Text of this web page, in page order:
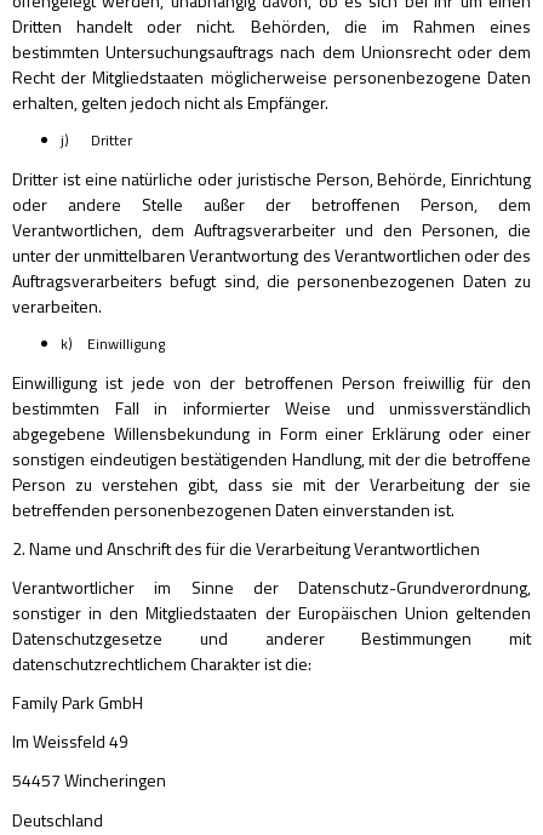
Dritten handelt oder nicht. Behörden, die im Rahmen eines
bestimmten Untersuchungsauftrags nach dem Unionsrecht oder dem
Recht der Mitgliedstaaten möglicherweise personenbezogene Daten
erhalten, gelten jedoch nicht als Empfänger.
j) Dritter
Dritter ist eine natürliche oder juristische Person, Behörde, Einrichtung
oder andere Stelle außer der betroffenen Person, dem
Verantwortlichen, dem Auftragsverarbeiter und den Personen, die
unter der unmittelbaren Verantwortung des Verantwortlichen oder des
Auftragsverarbeiters befugt sind, die personenbezogenen Daten zu
verarbeiten.
k) Einwilligung
Einwilligung ist jede von der betroffenen Person freiwillig für den
bestimmten Fall in informierter Weise und unmissverständlich
abgegebene Willensbekundung in Form einer Erklärung oder einer
sonstigen eindeutigen bestätigenden Handlung, mit der die betroffene
Person zu verstehen gibt, dass sie mit der Verarbeitung der sie
betreffenden personenbezogenen Daten einverstanden ist.
2. Name und Anschrift des für die Verarbeitung Verantwortlichen
Verantwortlicher im Sinne der Datenschutz-Grundverordnung,
sonstiger in den Mitgliedstaaten der Europäischen Union geltenden
Datenschutzgesetze und anderer Bestimmungen mit
datenschutzrechtlichem Charakter ist die:
Family Park GmbH
Im Weissfeld 49
54457 Wincheringen
Deutschland